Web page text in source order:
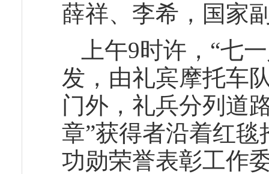
薛祥、李希，国家
上午9时许，“七
发，由礼宾摩托车
门外，礼兵分列道
章”获得者沿着红
功勋荣誉表彰工作